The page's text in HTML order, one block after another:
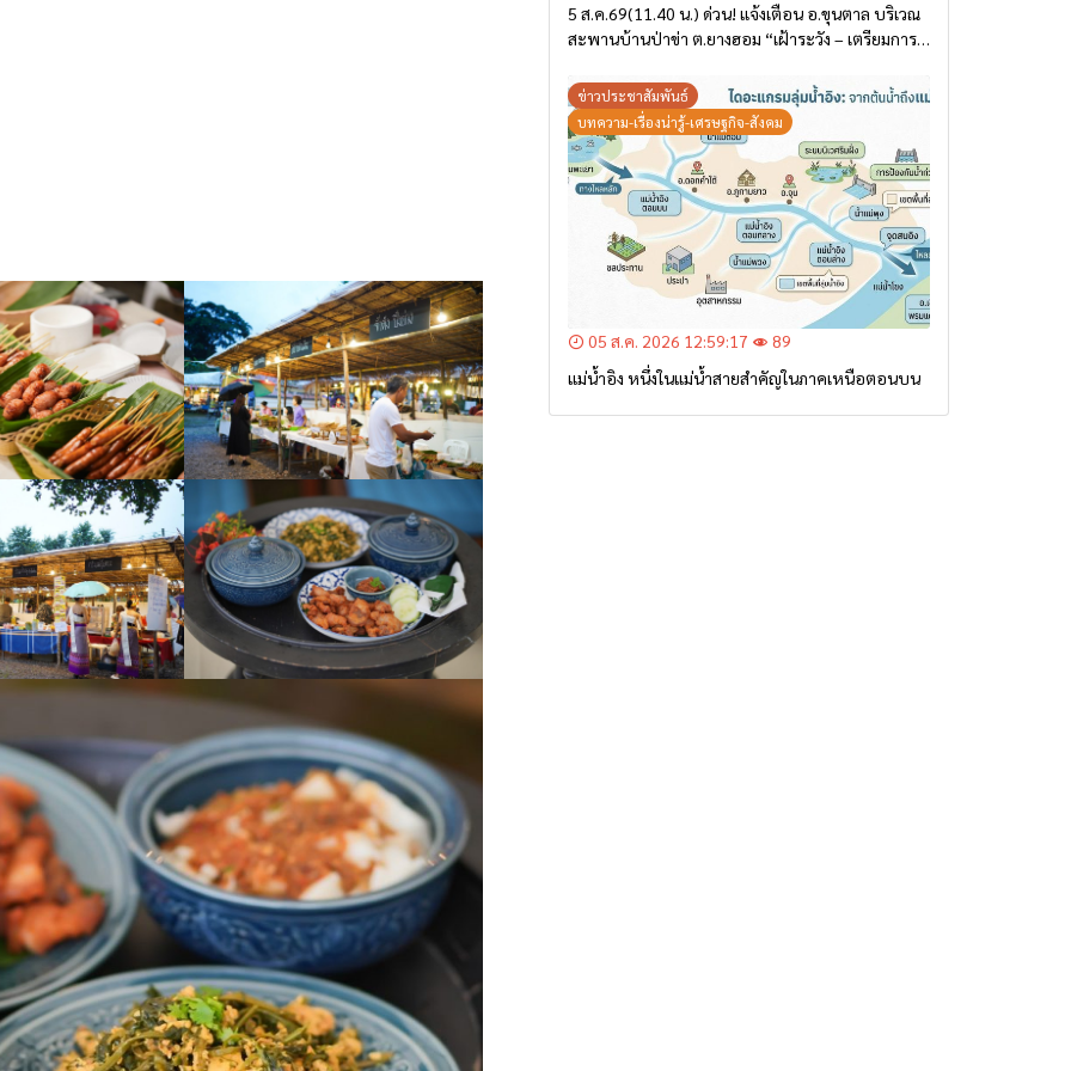
5 ส.ค.69(11.40 น.) ด่วน! แจ้งเตือน อ.ขุนตาล บริเวณ
สะพานบ้านป่าข่า ต.ยางฮอม “เฝ้าระวัง – เตรียมการ
ข่าวประชาสัมพันธ์
บทความ-เรื่องน่ารู้-เศรษฐกิจ-สังคม
05 ส.ค. 2026 12:59:17
89
แม่น้ำอิง หนึ่งในแม่น้ำสายสำคัญในภาคเหนือตอนบน